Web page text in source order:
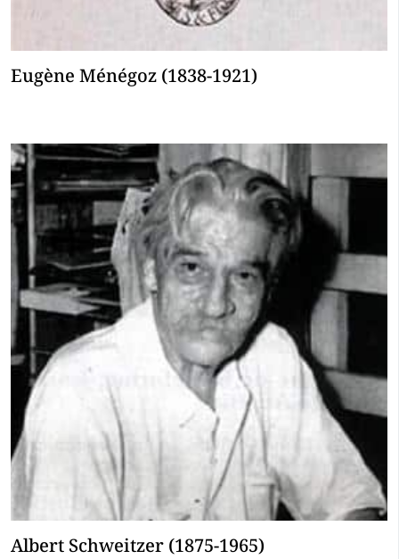
Eugène Ménégoz (1838-1921)
Albert Schweitzer (1875-1965)